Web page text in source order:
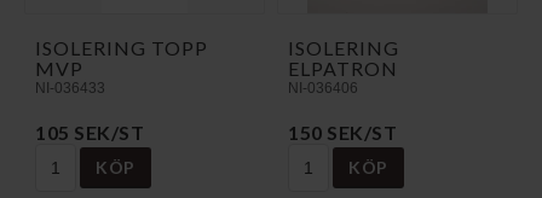
ISOLERING TOPP
MVP
NI-036433
105 SEK/ST
KÖP
ISOLERING
ELPATRON
NI-036406
150 SEK/ST
KÖP